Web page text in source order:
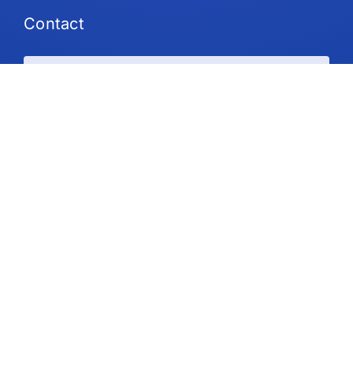
Contact